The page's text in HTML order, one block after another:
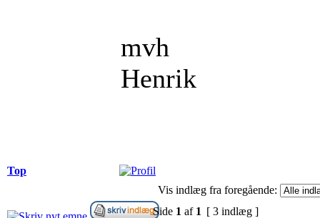
mvh
Henrik
Top
Vis indlæg fra foregående:
Side 1 af 1 [ 3 indlæg ]